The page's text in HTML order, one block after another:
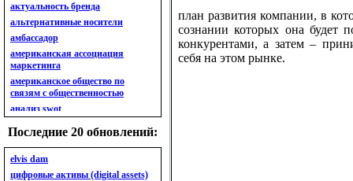
актуальность бренда
альтернативные носители
амбассадор
американская ассоциация
маркетинга
американское общество по
связям с общественностью
анализ swot
анализ бизнес-портфеля
анализ имиджа
анализ кластерный
Последние 20 обновлений:
elvis dam
цифровые активы (digital assets)
план развития компании, в
сознании которых она будет
конкурентами, а затем –
себя на этом рынке.